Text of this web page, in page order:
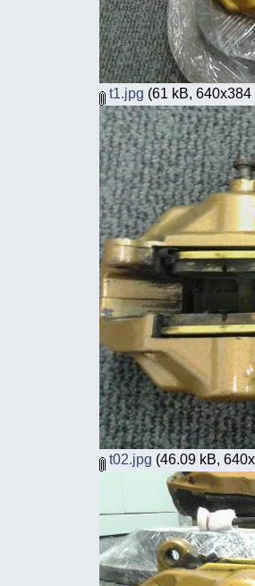
t1.jpg (61 kB,
t02.jpg (46.09 kB,